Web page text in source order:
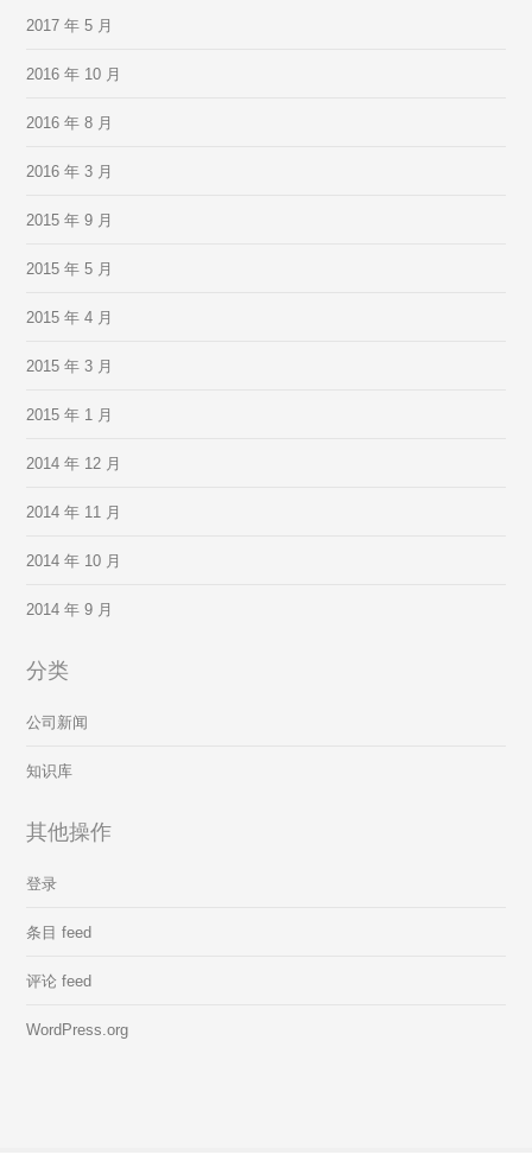
2017 年 5 月
2016 年 10 月
2016 年 8 月
2016 年 3 月
2015 年 9 月
2015 年 5 月
2015 年 4 月
2015 年 3 月
2015 年 1 月
2014 年 12 月
2014 年 11 月
2014 年 10 月
2014 年 9 月
分类
公司新闻
知识库
其他操作
登录
条目 feed
评论 feed
WordPress.org